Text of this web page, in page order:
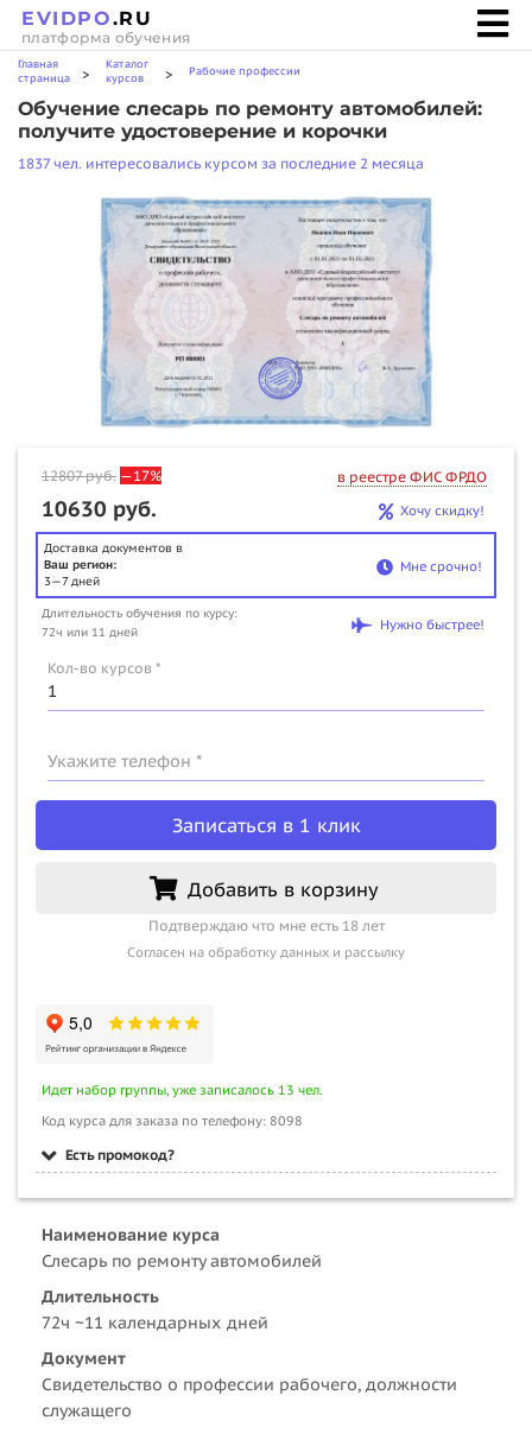
EVIDPO.RU
платформа обучения
Главная
страница
>
Каталог
курсов
> Рабочие профессии
Обучение слесарь по ремонту автомобилей:
получите удостоверение и корочки
1837 чел. интересовались курсом за последние 2 месяца
12807руб. —17% в реестре ФИС ФРДО
10630 руб. Хочу скидку!
Доставка документов в
Ваш регион:
3—7 дней
Мне срочно!
Длительность обучения по курсу:
72ч или 11 дней
Нужно быстрее!
Кол-во курсов *
Укажите телефон *
Записаться в 1 клик
Добавить в корзину
Подтверждаю что мне есть 18 лет
Согласен на обработку данных и рассылку
Идет набор группы, уже записалось 13 чел.
Код курса для заказа по телефону: 8098
Есть промокод?
Наименование курса
Слесарь по ремонту автомобилей
Длительность
72ч ~11 календарных дней
Документ
Свидетельство о профессии рабочего, должности
служащего